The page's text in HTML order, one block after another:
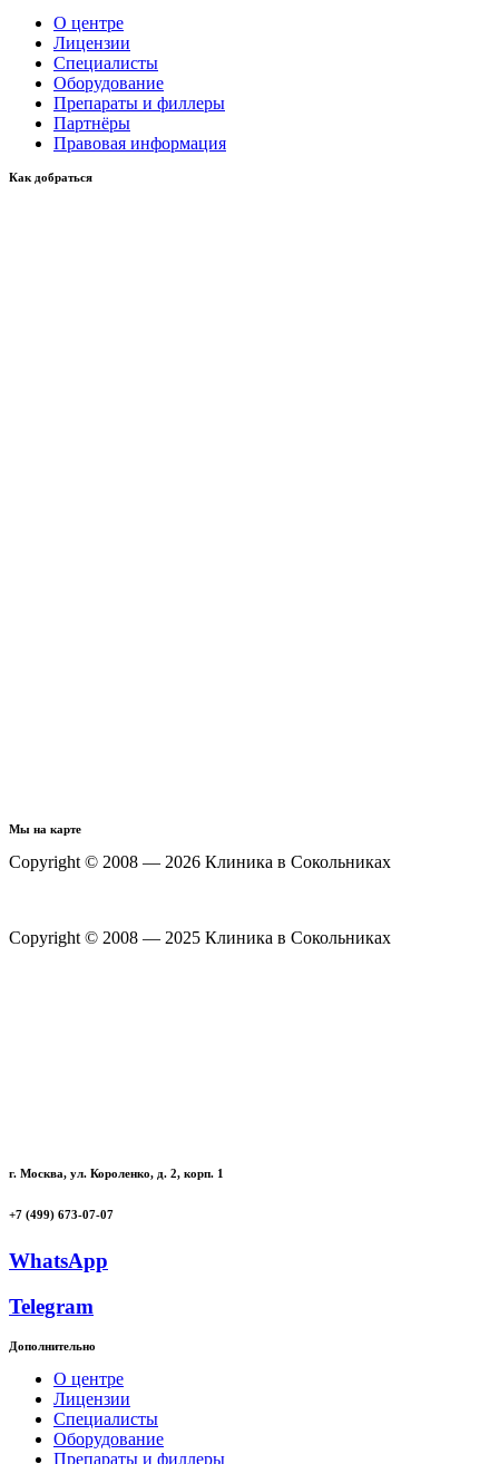
О центре
Лицензии
Специалисты
Оборудование
Препараты и филлеры
Партнёры
Правовая информация
Как добраться
Мы на карте
Copyright © 2008 — 2026 Клиника в Сокольниках
Copyright © 2008 — 2025 Клиника в Сокольниках
г. Москва, ул. Короленко, д. 2, корп. 1
+7 (499) 673-07-07
WhatsApp
Telegram
Дополнительно
О центре
Лицензии
Специалисты
Оборудование
Препараты и филлеры